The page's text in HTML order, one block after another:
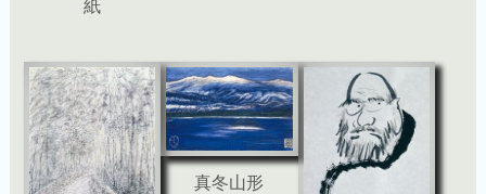
紙
真冬山形